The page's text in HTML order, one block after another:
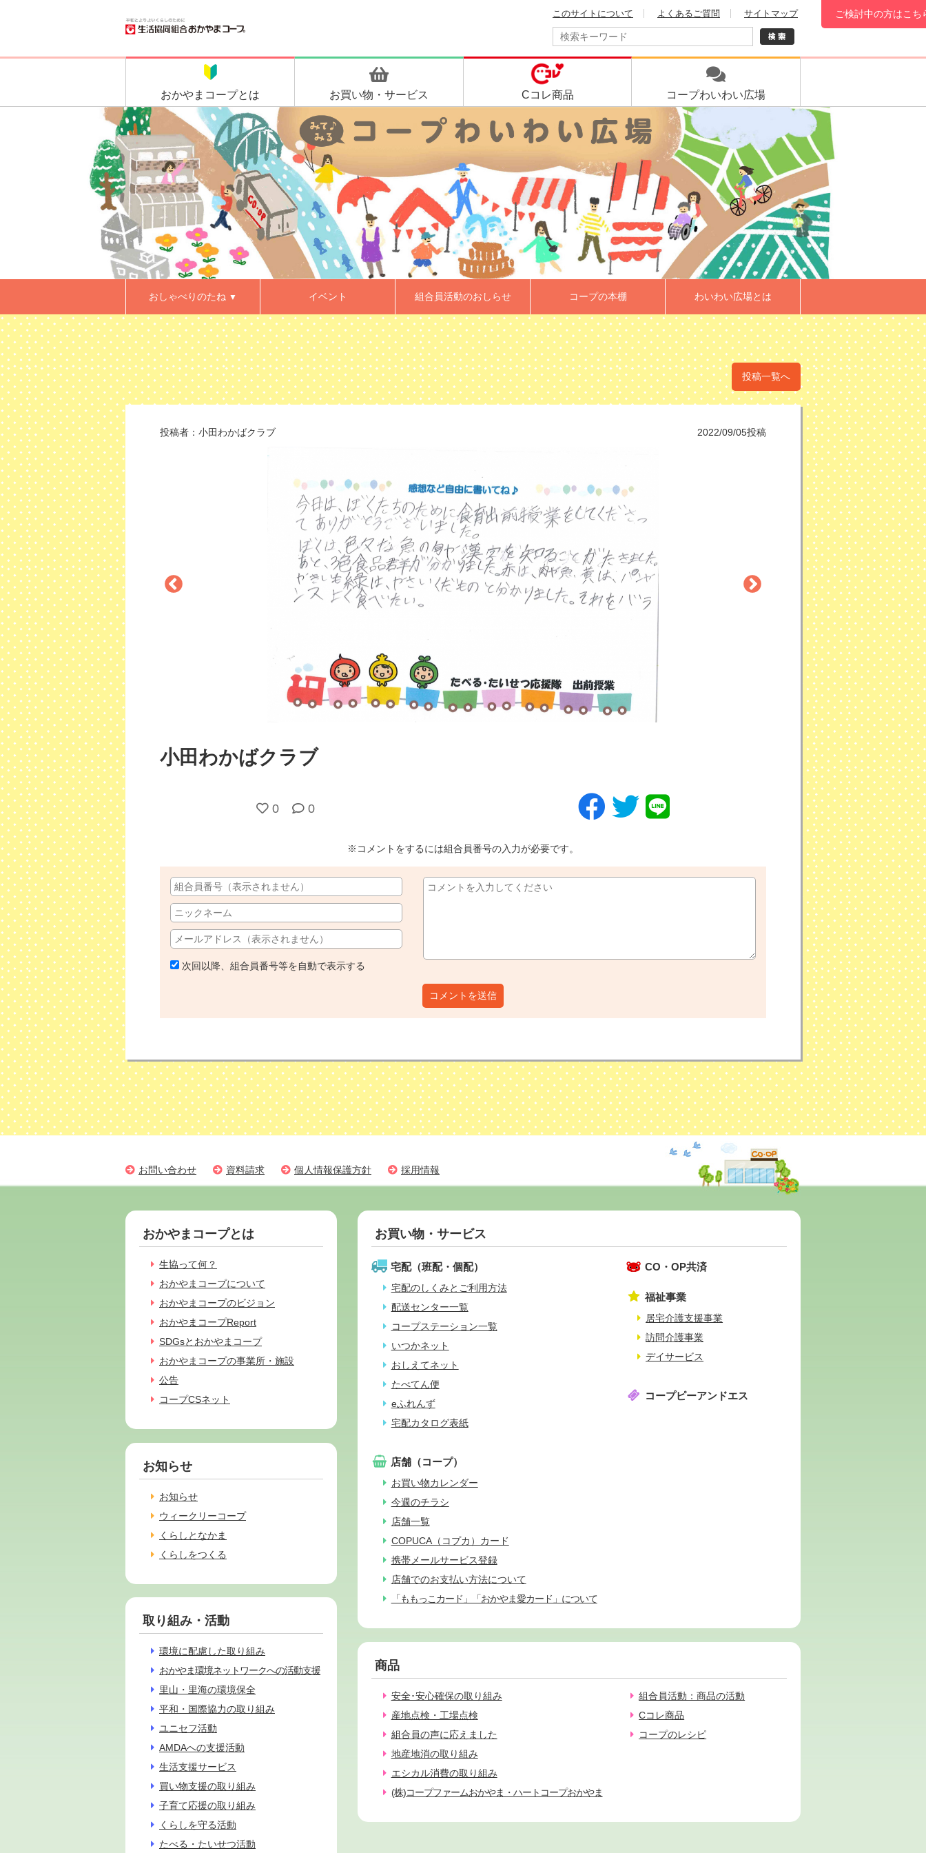
このサイトについて よくあるご質問 サイトマップ ご検討中の方はこち
おかやま コープとは お買い物・ サービス Cコレ商品 コープわいわい広場
おしゃべりのたね ▼ イベント 組合員活動のおしらせ コープの本棚 わいわい広場とは
投稿一覧へ
投稿者： 小田わかばクラブ 2022/09/05投稿
小田わかばクラブ
0 0
※コメントをするには組合員番号の入力が必要です。
次回以降、組合員番号等を自動で表示する
コメントを送信
お問い合わせ 資料請求 個人情報保護方針 採用情報
おかやまコープとは
生協って何？
おかやまコープについて
おかやまコープのビジョン
おかやまコープReport
SDGsとおかやまコープ
おかやまコープの事業所・施設
公告
コープCSネット
お知らせ
お知らせ
ウィークリーコープ
くらしとなかま
くらしをつくる
お買い物・サービス
宅配（班配・個配）
宅配のしくみとご利用方法
配送センター一覧
コープステーション一覧
いつかネット
おしえてネット
たべてん便
eふれんず
宅配カタログ表紙
店舗（コープ）
お買い物カレンダー
今週のチラシ
店舗一覧
COPUCA（コプカ）カード
携帯メールサービス登録
店舗でのお支払い方法について
「ももっこカード」「おかやま愛カード」について
CO・OP共済
福祉事業
居宅介護支援事業
訪問介護事業
デイサービス
コープピーアンドエス
商品
安全･安心確保の取り組み
産地点検・工場点検
組合員の声に応えました
地産地消の取り組み
エシカル消費の取り組み
(株)コープファームおかやま・ハートコープおかやま
組合員活動：商品の活動
Cコレ商品
コープのレシピ
取り組み・活動
環境に配慮した取り組み
おかやま環境ネットワークへの活動支援
里山・里海の環境保全
平和・国際協力の取り組み
ユニセフ活動
AMDAへの支援活動
生活支援サービス
買い物支援の取り組み
子育て応援の取り組み
くらしを守る活動
たべる・たいせつ活動